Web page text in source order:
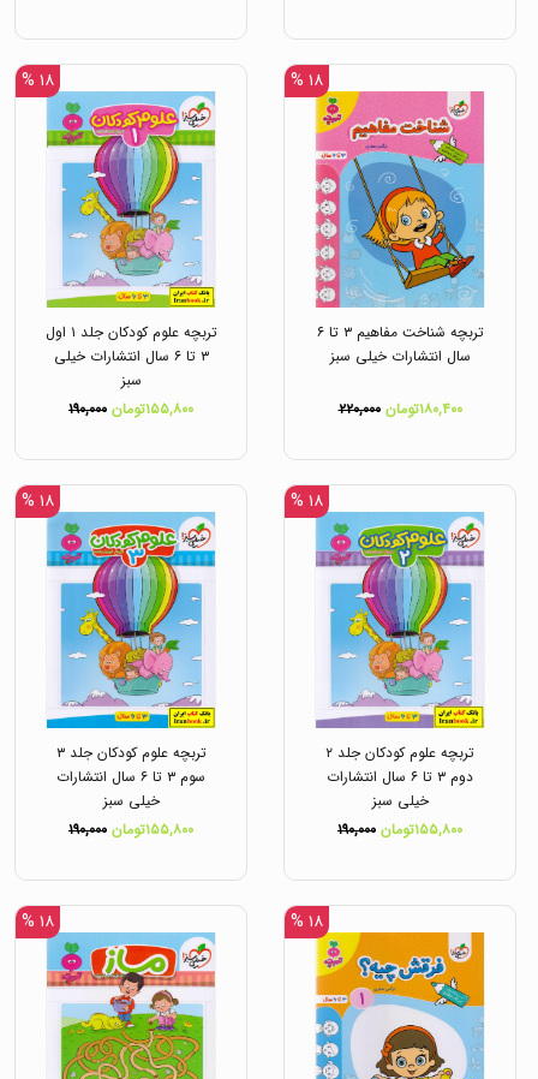
۱۸ %
تربچه شناخت مفاهیم ۳ تا ۶
سال انتشارات خیلی سبز
۱۸۰,۴۰۰تومان ۲۲۰,۰۰۰
۱۸ %
تربچه علوم کودکان جلد ۱ اول
۳ تا ۶ سال انتشارات خیلی
سبز
۱۵۵,۸۰۰تومان
۱۹۰,۰۰۰
۱۸ %
تربچه علوم کودکان جلد ۲
دوم ۳ تا ۶ سال انتشارات
خیلی سبز
۱۵۵,۸۰۰تومان
۱۹۰,۰۰۰
۱۸ %
تربچه علوم کودکان جلد ۳
سوم ۳ تا ۶ سال انتشارات
خیلی سبز
۱۵۵,۸۰۰تومان
۱۹۰,۰۰۰
۱۸ % ۱۸ %